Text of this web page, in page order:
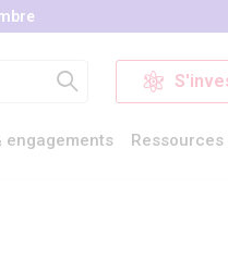
engagements